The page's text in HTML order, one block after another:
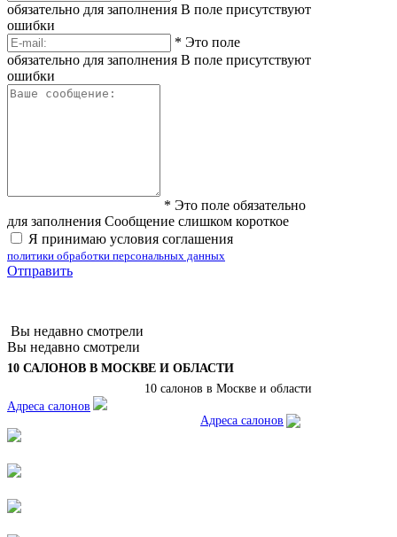
обязательно для заполнения В поле присутствуют
ошибки
* Это поле
обязательно для заполнения В поле присутствуют
ошибки
* Это поле обязательно
для заполнения Сообщение слишком короткое
Я принимаю условия соглашения
политики обработки персональных данных
Отправить
Вы недавно смотрели
Вы недавно смотрели
10 САЛОНОВ В МОСКВЕ И ОБЛАСТИ
10 салонов в Москве и области
Адреса салонов
Адреса салонов